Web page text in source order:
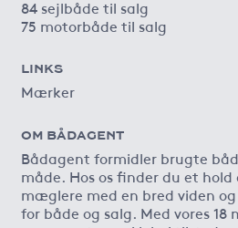
84 sejlbåde til salg
75 motorbåde til salg
LINKS
Mærker
OM BÅDAGENT
Bådagent formidler brugte
måde. Hos os finder du et hold
mæglere med en bred viden
for både og salg. Med vores 18